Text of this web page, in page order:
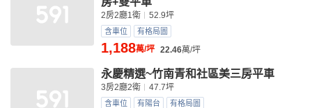
2房2廳1衛 52.9坪
含車位 有格局圖
1,188萬/坪 22.46萬/坪
永慶精選~竹南青和社區美三房平車
3房2廳2衛 47.7坪
含車位 有陽台 有格局圖